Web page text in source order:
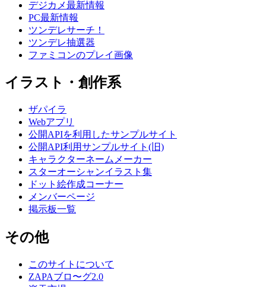
デジカメ最新情報
PC最新情報
ツンデレサーチ！
ツンデレ抽選器
ファミコンのプレイ画像
イラスト・創作系
ザパイラ
Webアプリ
公開APIを利用したサンプルサイト
公開API利用サンプルサイト(旧)
キャラクターネームメーカー
スターオーシャンイラスト集
ドット絵作成コーナー
メンバーページ
掲示板一覧
その他
このサイトについて
ZAPAブロ〜グ2.0